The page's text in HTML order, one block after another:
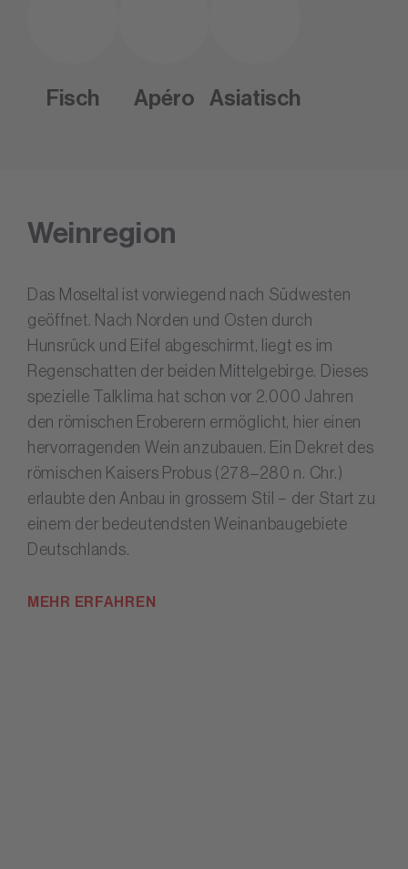
Fisch Apéro Asiatisch
Weinregion
Das Moseltal ist vorwiegend nach Südwesten
geöffnet. Nach Norden und Osten durch
Hunsrück und Eifel abgeschirmt, liegt es im
Regenschatten der beiden Mittelgebirge. Dieses
spezielle Talklima hat schon vor 2.000 Jahren
den römischen Eroberern ermöglicht, hier einen
hervorragenden Wein anzubauen. Ein Dekret des
römischen Kaisers Probus (278–280 n. Chr.)
erlaubte den Anbau in grossem Stil − der Start zu
einem der bedeutendsten Weinanbaugebiete
Deutschlands.
MEHR ERFAHREN